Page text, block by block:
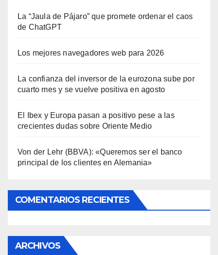
La “Jaula de Pájaro” que promete ordenar el caos
de ChatGPT
Los mejores navegadores web para 2026
La confianza del inversor de la eurozona sube por
cuarto mes y se vuelve positiva en agosto
El Ibex y Europa pasan a positivo pese a las
crecientes dudas sobre Oriente Medio
Von der Lehr (BBVA): «Queremos ser el banco
principal de los clientes en Alemania»
COMENTARIOS RECIENTES
ARCHIVOS